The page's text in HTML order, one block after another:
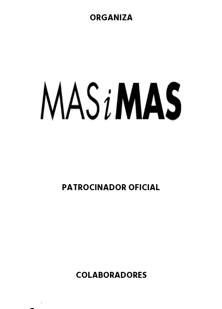
ORGANIZA
PATROCINADOR OFICIAL
COLABORADORES